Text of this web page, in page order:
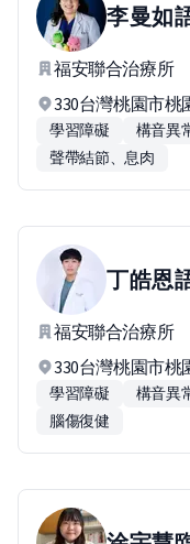
李曼如
福安聯合治療所
330台灣桃園市桃
學習障礙 構音異
聲帶結節、息肉
丁皓恩
福安聯合治療所
330台灣桃園市桃
學習障礙 構音異
腦傷復健